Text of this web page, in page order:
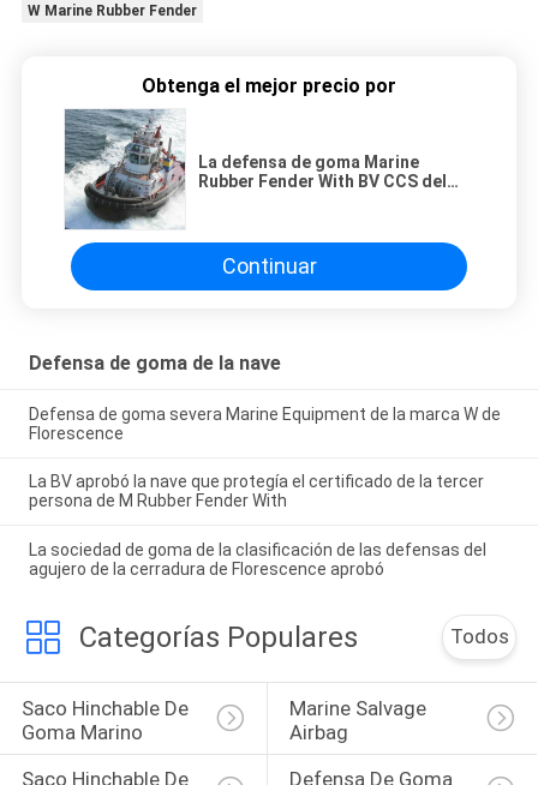
W Marine Rubber Fender
Obtenga el mejor precio por
La defensa de goma Marine
Rubber Fender With BV CCS del
Continuar
Defensa de goma de la nave
Defensa de goma severa Marine Equipment de la marca W de
Florescence
La BV aprobó la nave que protegía el certificado de la tercer
persona de M Rubber Fender With
La sociedad de goma de la clasificación de las defensas del
agujero de la cerradura de Florescence aprobó
Categorías Populares Todos
Saco Hinchable De
Goma Marino
Marine Salvage
Airbag
Saco Hinchable De
Defensa De Goma